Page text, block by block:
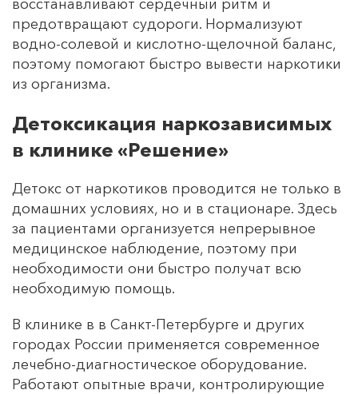
восстанавливают сердечный ритм и
предотвращают судороги. Нормализуют
водно-солевой и кислотно-щелочной баланс,
поэтому помогают быстро вывести наркотики
из организма.
Детоксикация наркозависимых
в клинике «Решение»
Детокс от наркотиков проводится не только в
домашних условиях, но и в стационаре. Здесь
за пациентами организуется непрерывное
медицинское наблюдение, поэтому при
необходимости они быстро получат всю
необходимую помощь.
В клинике в в Санкт-Петербурге и других
городах России применяется современное
лечебно-диагностическое оборудование.
Работают опытные врачи, контролирующие